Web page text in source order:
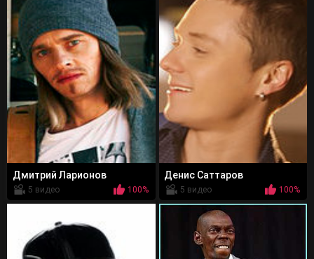
Дмитрий Ларионов
5 видео 100%
Денис Саттаров
5 видео 100%